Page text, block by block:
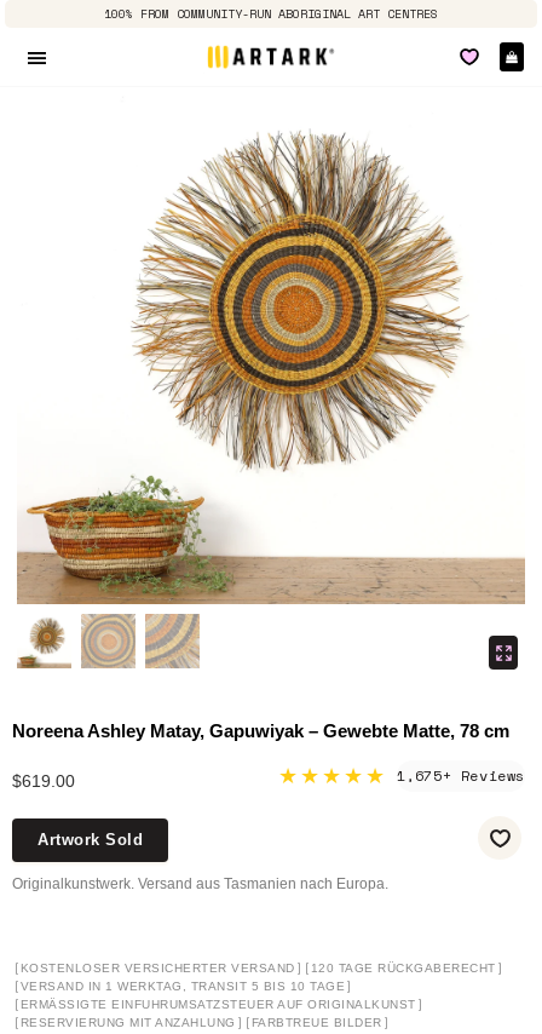
100% FROM COMMUNITY-RUN ABORIGINAL ART CENTRES
Noreena Ashley Matay, Gapuwiyak – Gewebte Matte, 78 cm
$619.00 ★★★★★ 1,675+ Reviews
Artwork Sold
Originalkunstwerk. Versand aus Tasmanien nach Europa.
[ KOSTENLOSER VERSICHERTER VERSAND ] [ 120 TAGE RÜCKGABERECHT ]
[VERSAND IN 1 WERKTAG, TRANSIT 5 BIS 10 TAGE ]
[ ERMÄSSIGTE EINFUHRUMSATZSTEUER AUF ORIGINALKUNST
]
[ RESERVIERUNG MIT ANZAHLUNG ] [ FARBTREUE BILDER ]